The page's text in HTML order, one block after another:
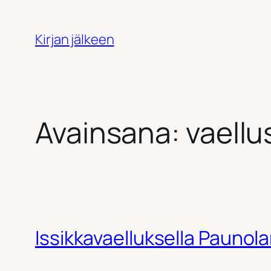
sisältöönKirjan jälkeen
Avainsana:
Issikkavaelluksella